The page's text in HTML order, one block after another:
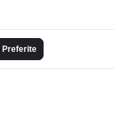
Preferite